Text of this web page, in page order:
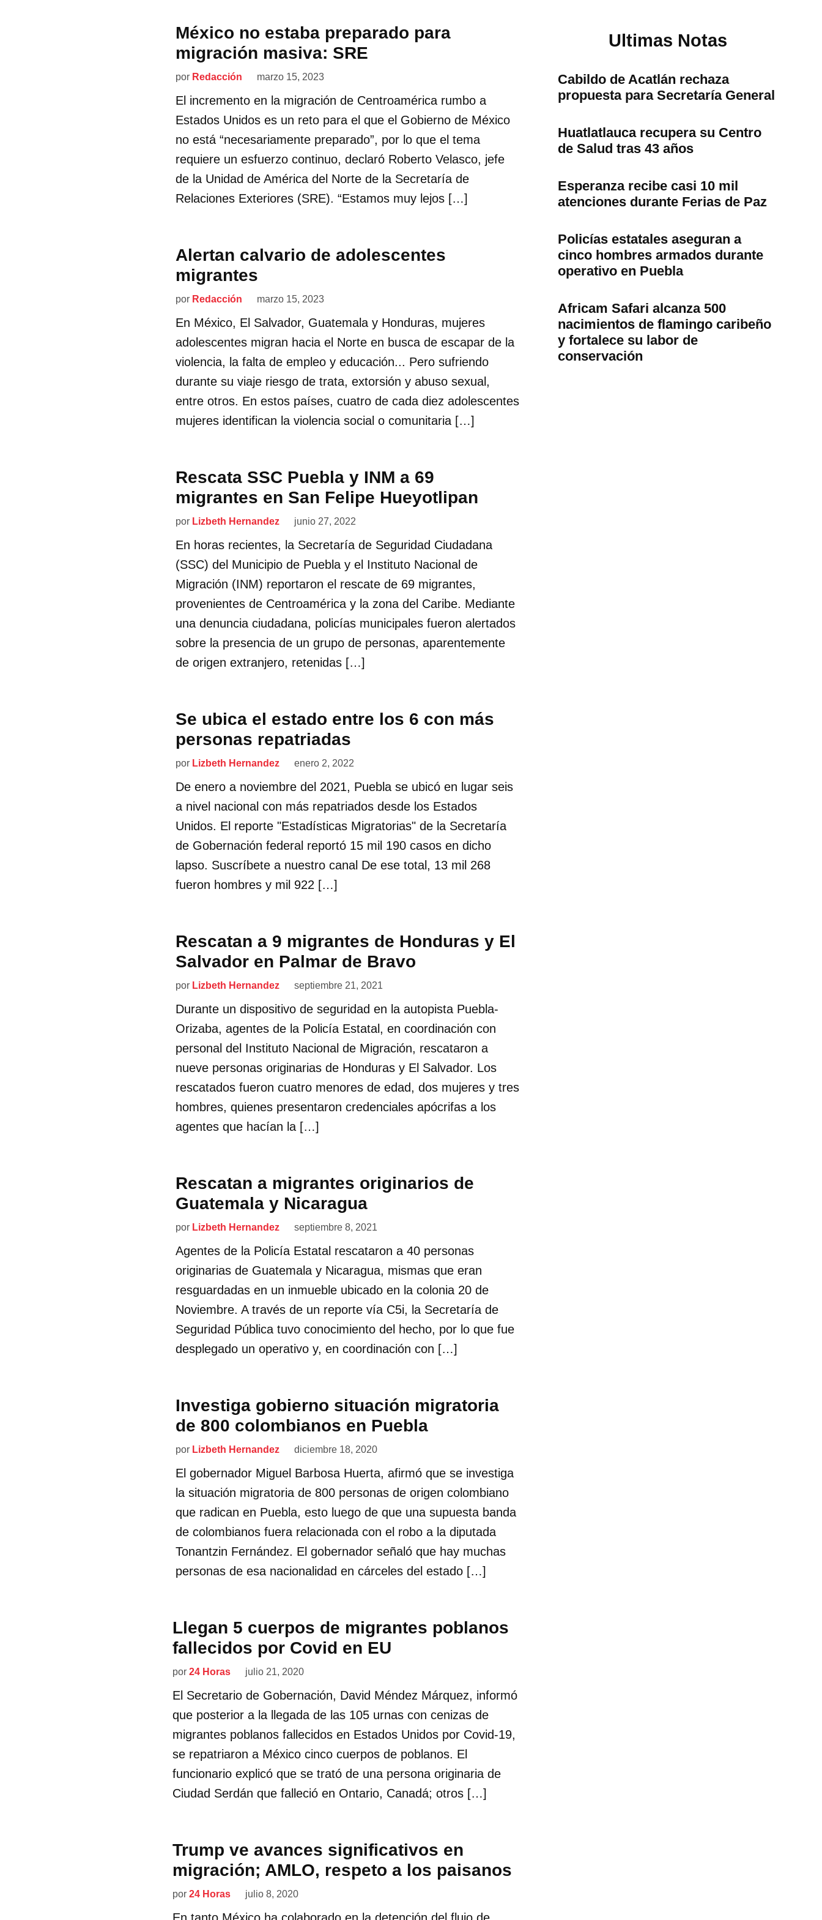
México no estaba preparado para
migración masiva: SRE
por Redacción marzo 15, 2023
El incremento en la migración de Centroamérica rumbo a
Estados Unidos es un reto para el que el Gobierno de México
no está “necesariamente preparado”, por lo que el tema
requiere un esfuerzo continuo, declaró Roberto Velasco, jefe
de la Unidad de América del Norte de la Secretaría de
Relaciones Exteriores (SRE). “Estamos muy lejos […]
Alertan calvario de adolescentes
migrantes
por Redacción marzo 15, 2023
En México, El Salvador, Guatemala y Honduras, mujeres
adolescentes migran hacia el Norte en busca de escapar de la
violencia, la falta de empleo y educación... Pero sufriendo
durante su viaje riesgo de trata, extorsión y abuso sexual,
entre otros. En estos países, cuatro de cada diez adolescentes
mujeres identifican la violencia social o comunitaria […]
Rescata SSC Puebla y INM a 69
migrantes en San Felipe Hueyotlipan
por Lizbeth Hernandez junio 27, 2022
En horas recientes, la Secretaría de Seguridad Ciudadana
(SSC) del Municipio de Puebla y el Instituto Nacional de
Migración (INM) reportaron el rescate de 69 migrantes,
provenientes de Centroamérica y la zona del Caribe. Mediante
una denuncia ciudadana, policías municipales fueron alertados
sobre la presencia de un grupo de personas, aparentemente
de origen extranjero, retenidas […]
Se ubica el estado entre los 6 con más
personas repatriadas
por Lizbeth Hernandez enero 2, 2022
De enero a noviembre del 2021, Puebla se ubicó en lugar seis
a nivel nacional con más repatriados desde los Estados
Unidos. El reporte "Estadísticas Migratorias" de la Secretaría
de Gobernación federal reportó 15 mil 190 casos en dicho
lapso. Suscríbete a nuestro canal De ese total, 13 mil 268
fueron hombres y mil 922 […]
Rescatan a 9 migrantes de Honduras y El
Salvador en Palmar de Bravo
por Lizbeth Hernandez septiembre 21, 2021
Durante un dispositivo de seguridad en la autopista Puebla-
Orizaba, agentes de la Policía Estatal, en coordinación con
personal del Instituto Nacional de Migración, rescataron a
nueve personas originarias de Honduras y El Salvador. Los
rescatados fueron cuatro menores de edad, dos mujeres y tres
hombres, quienes presentaron credenciales apócrifas a los
agentes que hacían la […]
Rescatan a migrantes originarios de
Guatemala y Nicaragua
por Lizbeth Hernandez septiembre 8, 2021
Agentes de la Policía Estatal rescataron a 40 personas
originarias de Guatemala y Nicaragua, mismas que eran
resguardadas en un inmueble ubicado en la colonia 20 de
Noviembre. A través de un reporte vía C5i, la Secretaría de
Seguridad Pública tuvo conocimiento del hecho, por lo que fue
desplegado un operativo y, en coordinación con […]
Investiga gobierno situación migratoria
de 800 colombianos en Puebla
por Lizbeth Hernandez diciembre 18, 2020
El gobernador Miguel Barbosa Huerta, afirmó que se investiga
la situación migratoria de 800 personas de origen colombiano
que radican en Puebla, esto luego de que una supuesta banda
de colombianos fuera relacionada con el robo a la diputada
Tonantzin Fernández. El gobernador señaló que hay muchas
personas de esa nacionalidad en cárceles del estado […]
Llegan 5 cuerpos de migrantes poblanos
fallecidos por Covid en EU
por 24 Horas julio 21, 2020
El Secretario de Gobernación, David Méndez Márquez, informó
que posterior a la llegada de las 105 urnas con cenizas de
migrantes poblanos fallecidos en Estados Unidos por Covid-19,
se repatriaron a México cinco cuerpos de poblanos. El
funcionario explicó que se trató de una persona originaria de
Ciudad Serdán que falleció en Ontario, Canadá; otros […]
Trump ve avances significativos en
migración; AMLO, respeto a los paisanos
por 24 Horas julio 8, 2020
Ultimas Notas
Cabildo de Acatlán rechaza
propuesta para Secretaría General
Huatlatlauca recupera su Centro
de Salud tras 43 años
Esperanza recibe casi 10 mil
atenciones durante Ferias de Paz
Policías estatales aseguran a
cinco hombres armados durante
operativo en Puebla
Africam Safari alcanza 500
nacimientos de flamingo caribeño
y fortalece su labor de
conservación